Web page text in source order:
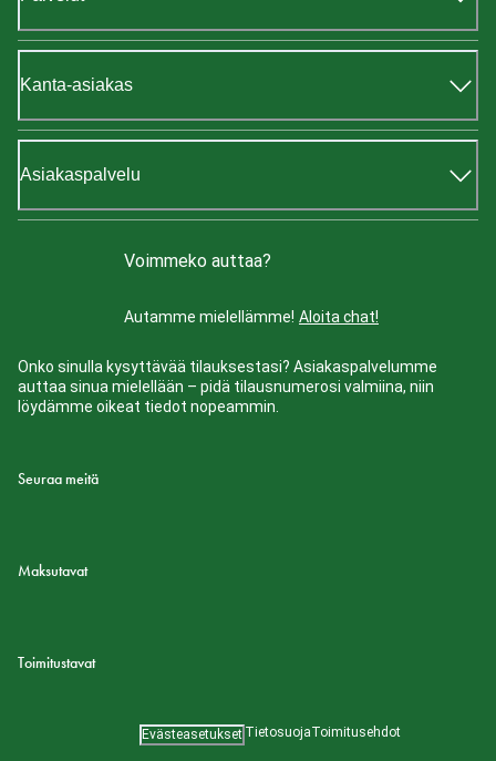
Kanta-asiakas
Asiakaspalvelu
Voimmeko auttaa?
Autamme mielellämme! Aloita chat!
Onko sinulla kysyttävää tilauksestasi? Asiakaspalvelumme
auttaa sinua mielellään – pidä tilausnumerosi valmiina, niin
löydämme oikeat tiedot nopeammin.
Seuraa meitä
Maksutavat
Toimitustavat
Evästeasetukset TietosuojaToimitusehdot